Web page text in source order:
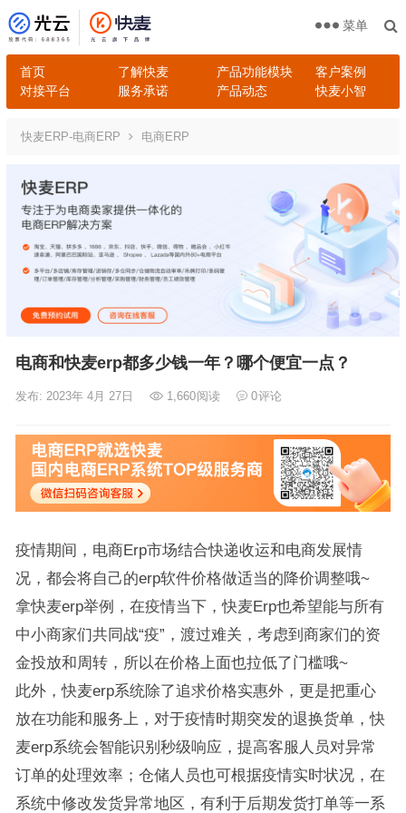
首页 了解快麦 产品功能模块
客户案例
对接平台
服务承诺 产品动态 快麦小智
菜单
快麦ERP-电商ERP 电商ERP
电商和快麦erp都多少钱一年？哪个便宜一点？
发布: 2023年 4月 27日 1,660阅读 0评论
疫情期间，电商Erp市场结合快递收运和电商发展情
况，都会将自己的erp软件价格做适当的降价调整哦~
拿快麦erp举例，在疫情当下，快麦Erp也希望能与所有
中小商家们共同战“疫”，渡过难关，考虑到商家们的资
金投放和周转，所以在价格上面也拉低了门槛哦~
此外，快麦erp系统除了追求价格实惠外，更是把重心
放在功能和服务上，对于疫情时期突发的退换货单，快
麦erp系统会智能识别秒级响应，提高客服人员对异常
订单的处理效率；仓储人员也可根据疫情实时状况，在
系统中修改发货异常地区，有利于后期发货打单等一系